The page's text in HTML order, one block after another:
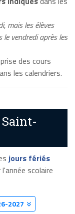
mais les élèves
vendredi après les
des cours
les calendriers.
jours fériés
scolaire
2027